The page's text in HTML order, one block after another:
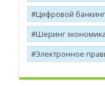
Цифровой банкинг
Шеринг экономика
Электронное